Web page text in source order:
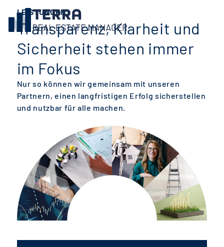
LEISTUNGEN
Transparenz, Klarheit und
Sicherheit stehen immer
im Fokus
Nur so können wir gemeinsam mit unseren
Partnern, einen langfristigen Erfolg sicherstellen
und nutzbar für alle machen.